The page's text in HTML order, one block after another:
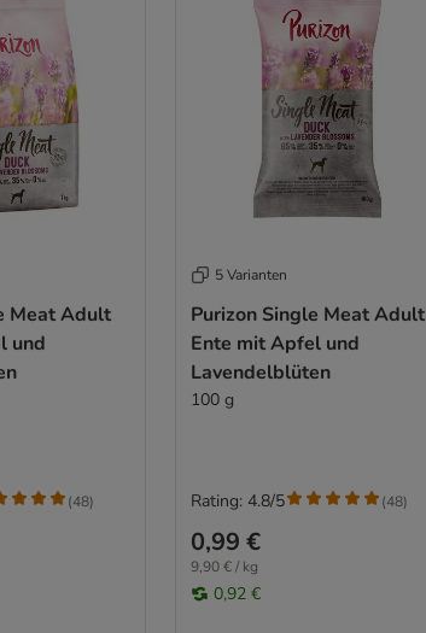
Meat Adult
und
(48)
5 Varianten
Purizon Single Meat Adult
Ente mit Apfel und
Lavendelblüten
100 g
0,99 €
9,90 € / kg
0,92 €
Rating: 4.8/5 (48)